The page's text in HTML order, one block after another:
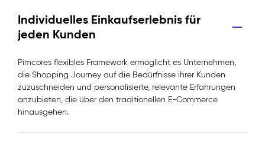
Individuelles Einkaufserlebnis für
jeden Kunden
Pimcores flexibles Framework ermöglicht es Unternehmen,
die Shopping Journey auf die Bedürfnisse ihrer Kunden
zuzuschneiden und personalisierte, relevante Erfahrungen
anzubieten, die über den traditionellen E-Commerce
hinausgehen.